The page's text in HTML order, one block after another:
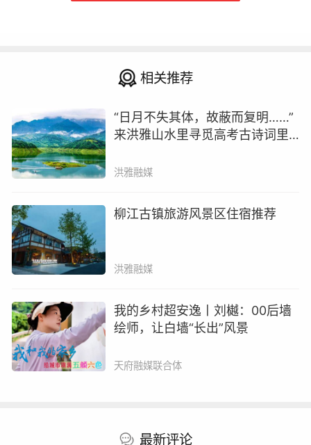
环线串联1处世界遗产
峨眉山-乐山大佛、
将G351、S104等公路
相关推荐
“日月不失其体，故蔽而复明……”
来洪雅山水里寻觅高考古诗词里
洪雅融媒
柳江古镇旅游风景区住宿推荐
洪雅融媒
我的乡村超安逸丨刘樾：00后墙
绘师，让白墙“长出”风景
天府融媒联合体
最新评论